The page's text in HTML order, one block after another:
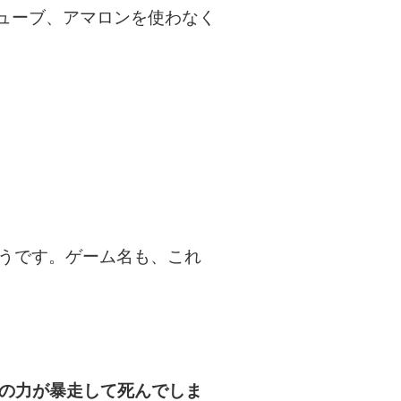
ブ、アマロンを使わなく
です。ゲーム名も、これ
力が暴走して死んでしま